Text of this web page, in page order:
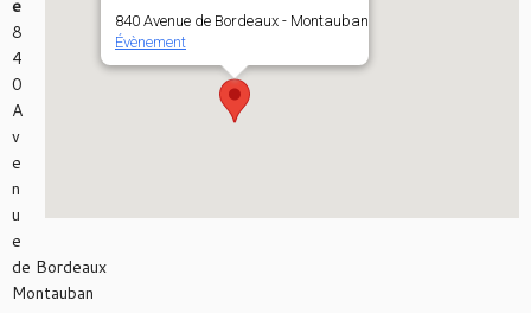
840 Avenue de Bordeaux - Montauban
Évènement
e
8
4
0
A
v
e
n
u
e
de Bordeaux
Montauban